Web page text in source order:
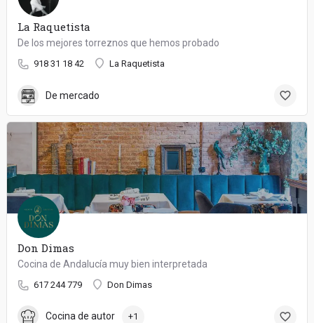
La Raquetista
De los mejores torreznos que hemos probado
918 31 18 42 La Raquetista
De mercado
Don Dimas
Cocina de Andalucía muy bien interpretada
617 244 779 Don Dimas
Cocina de autor +1